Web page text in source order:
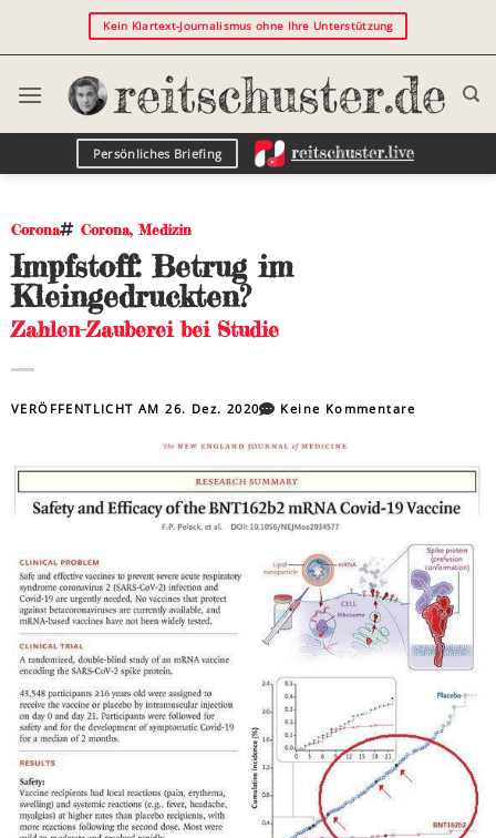
Kein Klartext-Journalismus ohne Ihre Unterstützung
Persönliches Briefing
Corona Corona, Medizin
Impfstoff: Betrug im
Kleingedruckten?
Zahlen-Zauberei bei Studie
VERÖFFENTLICHT AM26. Dez. 2020 Keine Kommentare